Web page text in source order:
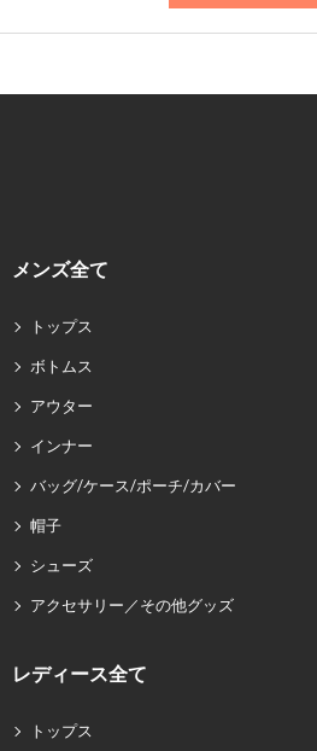
メンズ全て
トップス
ボトムス
アウター
インナー
バッグ/ケース/ポーチ/カバー
帽子
シューズ
アクセサリー／その他グッズ
レディース全て
トップス